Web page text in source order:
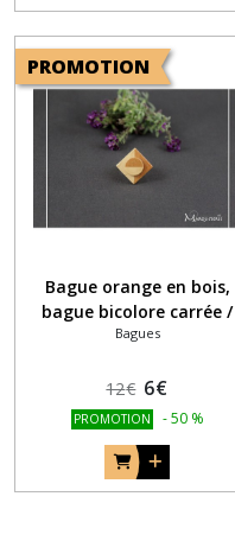
PROMOTION
Bague orange en bois,
bague bicolore carrée /
ronde en bois
Bagues
12€ 6€
PROMOTION -50 %